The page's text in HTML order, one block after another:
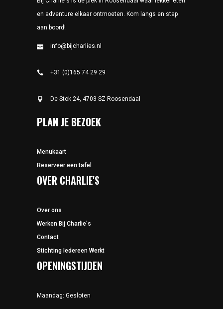
en adventure elkaar ontmoeten. Kom langs en stap
aan boord!
info@bijcharlies.nl
+31 (0)165 74 29 29
De Stok 24, 4703 SZ Roosendaal
PLAN JE BEZOEK
Menukaart
Reserveer een tafel
OVER CHARLIE'S
Over ons
Werken Bij Charlie's
Contact
Stichting Iedereen Werkt
OPENINGSTIJDEN
Maandag: Gesloten